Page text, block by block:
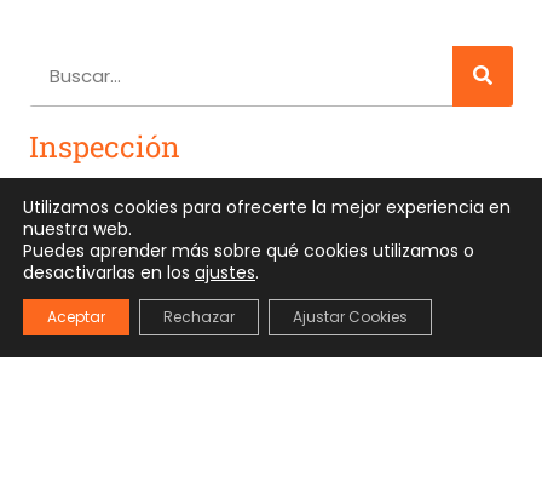
Inspección
Redes de tuberías
Conductos de climatización
Chimeneas
Pozos
Detección
Utilizamos cookies para ofrecerte la mejor experiencia en
nuestra web.
Puedes aprender más sobre qué cookies utilizamos o
desactivarlas en los ajustes.
Aceptar Rechazar Ajustar Cookies